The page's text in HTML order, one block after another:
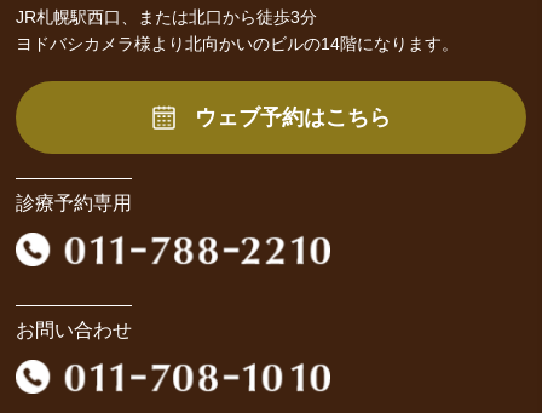
JR札幌駅西口、または北口から徒歩3分
ヨドバシカメラ様より北向かいのビルの14階になります。
ウェブ予約はこちら
診療予約専用
お問い合わせ